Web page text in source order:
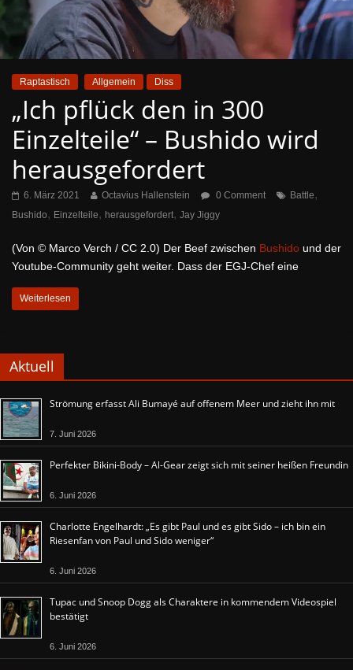
Raptastisch Allgemein Diss
„Ich pflück den in 300
Einzelteile“ – Bushido wird
herausgefordert
6. März 2021 Octavius Hallenstein 0 Comment Battle,
Bushido, Einzelteile, herausgefordert, Jay Jiggy
(Von © Marco Verch / CC 2.0) Der Beef zwischen Bushido und der
Youtube-Community geht weiter. Dass der EGJ-Chef eine
Weiterlesen
Aktuell
Strömung erfasst Ali Bumayé auf offenem Meer und zieht ihn mit
7. Juni 2026
Perfekter Bikini-Body – Al-Gear zeigt sich mit seiner heißen Freundin
6. Juni 2026
Charlotte Engelhardt: „Es gibt Paul und es gibt Sido – ich bin ein
Riesenfan von Paul und Sido weniger“
6. Juni 2026
Tupac und Snoop Dogg als Charaktere in kommendem Videospiel
bestätigt
6. Juni 2026